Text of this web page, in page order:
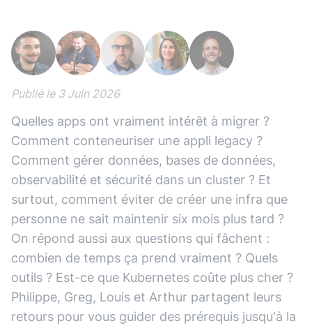
Publié le 3 Juin 2026
Quelles apps ont vraiment intérêt à migrer ?
Comment conteneuriser une appli legacy ?
Comment gérer données, bases de données,
observabilité et sécurité dans un cluster ? Et
surtout, comment éviter de créer une infra que
personne ne sait maintenir six mois plus tard ?
On répond aussi aux questions qui fâchent :
combien de temps ça prend vraiment ? Quels
outils ? Est-ce que Kubernetes coûte plus cher ?
Philippe, Greg, Louis et Arthur partagent leurs
retours pour vous guider des prérequis jusqu'à la